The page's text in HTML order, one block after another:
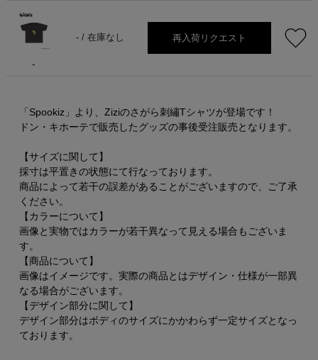
-
- /在庫なし 再入荷リクエスト
「Spookiz」より、Ziziのさがら刺繡Tシャツが登場です！
ドン・キホーテで販売したグッズの事後受注販売となります。
【サイズに関して】
採寸は平置きの状態にて行なっております。
商品によって若干の誤差があることがございますので、ご了承
ください。
【カラーについて】
画像と実物ではカラーが若干異なって見える場合もございま
す。
【商品について】
画像はイメージです。実際の商品とはデザイン・仕様が一部異
なる場合がございます。
【デザイン部分に関して】
デザイン部分はボディのサイズにかかわらず一定サイズとなっ
ております。